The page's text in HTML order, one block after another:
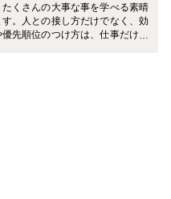
くさんの大事な事を学べる素晴
。人との接し方だけでなく、効
先順位のつけ方は、仕事だけで